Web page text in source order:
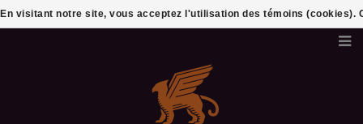
En visitant notre site, vous acceptez l'utilisation des témoins